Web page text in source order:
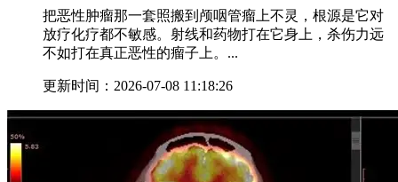
把恶性肿瘤那一套照搬到颅咽管瘤上不灵，根源是它对
放疗化疗都不敏感。射线和药物打在它身上，杀伤力远
不如打在真正恶性的瘤子上。...
更新时间：2026-07-08 11:18:26